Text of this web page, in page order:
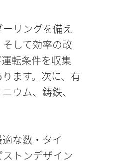
リングを備え
して効率の改
転条件を収集
ます。次に、有
ウム、鋳鉄、
な数・タイ
トンデザイン